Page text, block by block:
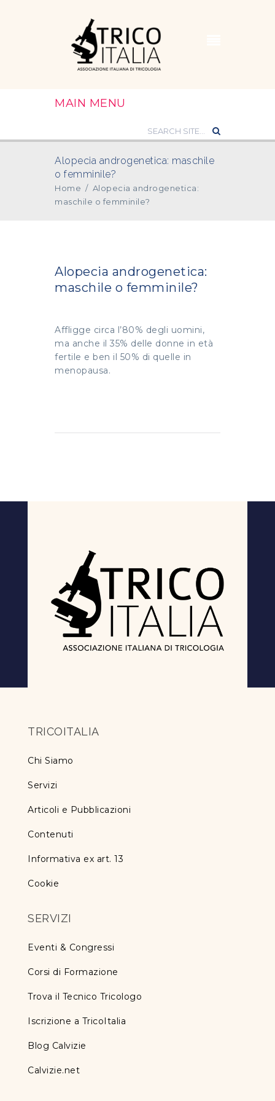
MAIN MENU
Alopecia androgenetica: maschile
o femminile?
Home / Alopecia androgenetica:
maschile o femminile?
Alopecia androgenetica:
maschile o femminile?
Affligge circa l’80% degli uomini,
ma anche il 35% delle donne in età
fertile e ben il 50% di quelle in
menopausa.
TRICOITALIA
Chi Siamo
Servizi
Articoli e Pubblicazioni
Contenuti
Informativa ex art. 13
Cookie
SERVIZI
Eventi & Congressi
Corsi di Formazione
Trova il Tecnico Tricologo
Iscrizione a TricoItalia
Blog Calvizie
Calvizie.net